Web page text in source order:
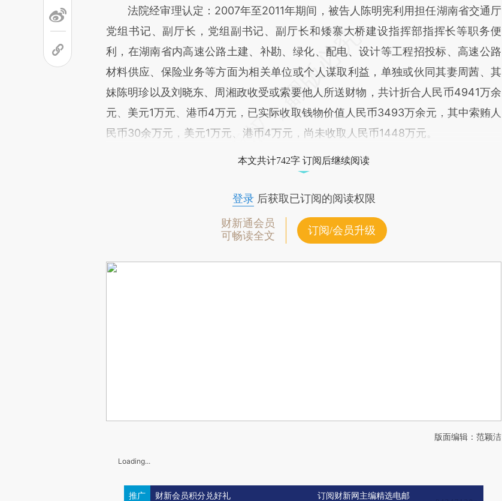
法院经审理认定：2007年至2011年期间，被告人陈明宪利用担任湖南省交通厅
党组书记、副厅长，党组副书记、副厅长和矮寨大桥建设指挥部指挥长等职务便
利，在湖南省内高速公路土建、补勘、绿化、配电、设计等工程招投标、高速公路
材料供应、保险业务等方面为相关单位或个人谋取利益，单独或伙同其妻周茜、其
妹陈明珍以及刘晓东、周湘政收受或索要他人所送财物，共计折合人民币4941万余
元、美元1万元、港币4万元，已实际收取钱物价值人民币3493万余元，其中索贿人
民币30余万元，美元1万元、港币4万元，尚未收取人民币1448万元。
本文共计742字 订阅后继续阅读
登录后获取已订阅的阅读权限
财新通会员
可畅读全文
订阅/会员升级
版面编辑：范颖洁
Loading...
推广 财新会员积分兑好礼 订阅财新网主编精选电邮